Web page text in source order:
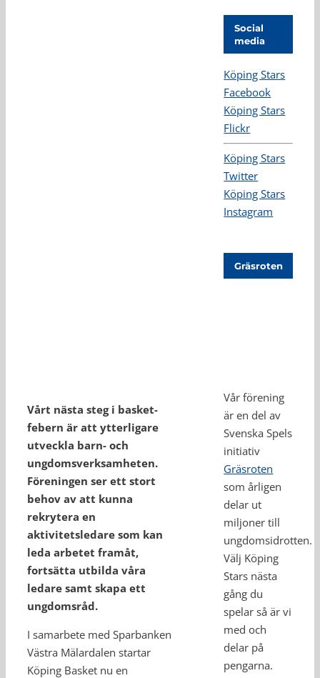
Vårt nästa steg i basket­
febern är att ytterligare
utveckla barn- och
ungdomsverksamheten.
Föreningen ser ett stort
behov av att kunna
rekrytera en
aktivitetsledare som kan
leda arbetet framåt,
fortsätta utbilda våra
ledare samt skapa ett
ungdomsråd.
I samarbete med Sparbanken
Västra Mälardalen startar
Köping Basket nu en
Social
media
Köping Stars
Facebook
Köping Stars
Flickr
Köping Stars
Twitter
Köping Stars
Instagram
Gräsroten
Vår förening
är en del av
Svenska Spels
initiativ
Gräsroten
som årligen
delar ut
miljoner till
ungdomsidrotten.
Välj Köping
Stars nästa
gång du
spelar så är vi
med och
delar på
pengarna.